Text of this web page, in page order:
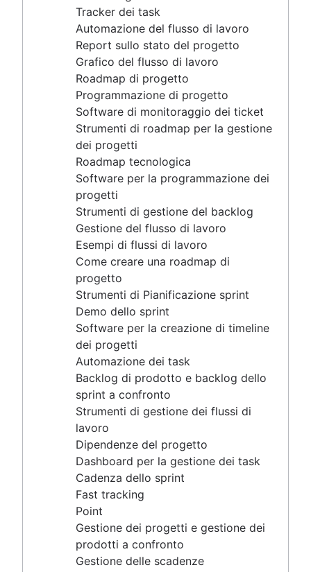
Come creare una roadmap di progetto
Strumenti di Pianificazione sprint
Demo dello sprint
Software per la creazione di timeline dei progetti
Automazione dei task
Backlog di prodotto e backlog dello sprint a
confronto
Strumenti di gestione dei flussi di lavoro
Dipendenze del progetto
Dashboard per la gestione dei task
Cadenza dello sprint
Fast tracking
Gestione dei progetti e gestione dei prodotti a
confronto
Gestione delle scadenze
Capacità di gestione dei progetti
Gestione del carico di lavoro
Software gratuito per la gestione dei progetti
Processo di miglioramento continuo
Risk analysis
Project management AI agents
What is a PMO?
Adaptive project management
Gestione del prodotto
Che cos'è la gestione dei prodotti?
Roadmap prodotto
Product manager
Suggerimenti per nuovi product manager
Roadmap Agile
Presentazione della roadmap di prodotto
Requisiti del prodotto
Analisi del prodotto
Gestione dei flussi di valore
Il vantaggio di Agile
Qual è il vantaggio di Agile?
Strategia di business per lo sviluppo
Agile è un vantaggio competitivo
Mentalità Agile
Agilità su larga scala
Che cos'è Agile su larga scala?
Gestione di un portfolio Agile
Sviluppo software
Tracker dei task
Automazione del flusso di lavoro
Report sullo stato del progetto
Grafico del flusso di lavoro
Roadmap di progetto
Programmazione di progetto
Software di monitoraggio dei ticket
Strumenti di roadmap per la gestione
dei progetti
Roadmap tecnologica
Software per la programmazione dei
progetti
Strumenti di gestione del backlog
Gestione del flusso di lavoro
Esempi di flussi di lavoro
Come creare una roadmap di
progetto
Strumenti di Pianificazione sprint
Demo dello sprint
Software per la creazione di timeline
dei progetti
Automazione dei task
Backlog di prodotto e backlog dello
sprint a confronto
Strumenti di gestione dei flussi di
lavoro
Dipendenze del progetto
Dashboard per la gestione dei task
Cadenza dello sprint
Fast tracking
Point
Gestione dei progetti e gestione dei
prodotti a confronto
Gestione delle scadenze